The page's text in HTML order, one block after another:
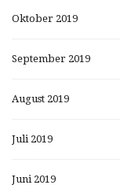
Oktober 2019
September 2019
August 2019
Juli 2019
Juni 2019